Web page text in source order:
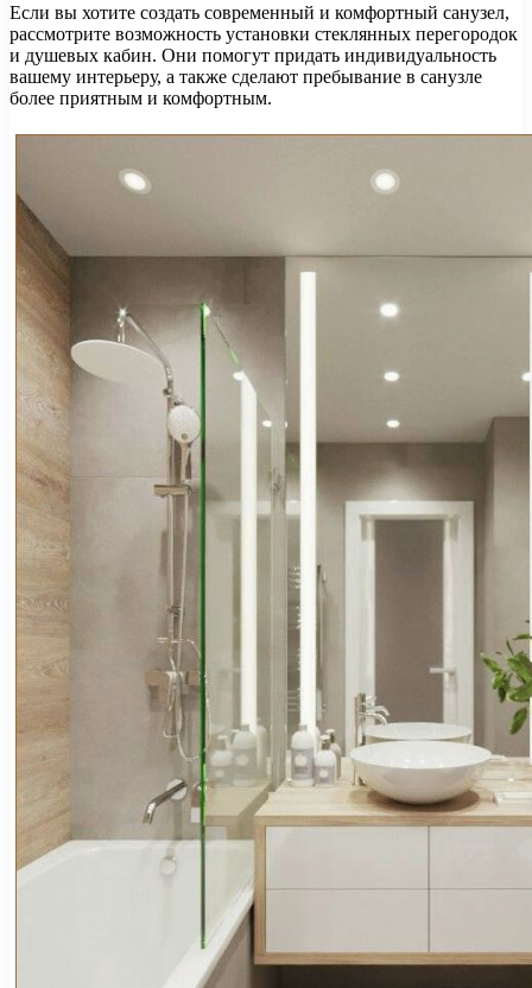
Если вы хотите создать современный и комфортный санузел,
рассмотрите возможность установки стеклянных перегородок
и душевых кабин. Они помогут придать индивидуальность
вашему интерьеру, а также сделают пребывание в санузле
более приятным и комфортным.